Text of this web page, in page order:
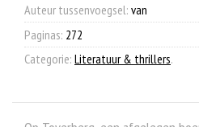
Auteur tussenvoegsel: van
Paginas: 272
Categorie: Literatuur & thrillers.